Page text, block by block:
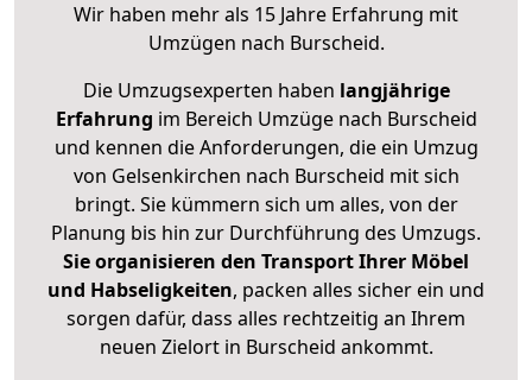
Wir haben mehr als 15 Jahre Erfahrung mit
Umzügen nach Burscheid.
Die Umzugsexperten haben langjährige
Erfahrung im Bereich Umzüge nach Burscheid
und kennen die Anforderungen, die ein Umzug
von Gelsenkirchen nach Burscheid mit sich
bringt. Sie kümmern sich um alles, von der
Planung bis hin zur Durchführung des Umzugs.
Sie organisieren den Transport Ihrer Möbel
und Habseligkeiten, packen alles sicher ein und
sorgen dafür, dass alles rechtzeitig an Ihrem
neuen Zielort in Burscheid ankommt.